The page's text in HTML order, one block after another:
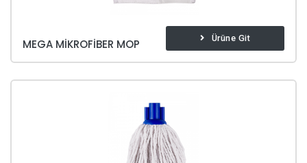
MEGA MIKROFIBER MOP Ürüne Git